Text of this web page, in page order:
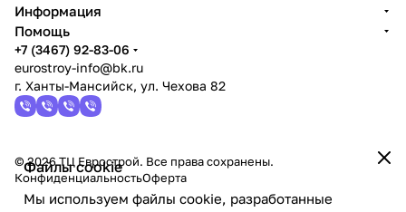
Файлы cookie
Мы используем файлы cookie, разработанные
Информация
Помощь
+7 (3467) 92-83-06
eurostroy-info@bk.ru
г. Ханты-Мансийск, ул. Чехова 82
© 2026 ТЦ Еврострой. Все права сохранены.
КонфиденциальностьОферта